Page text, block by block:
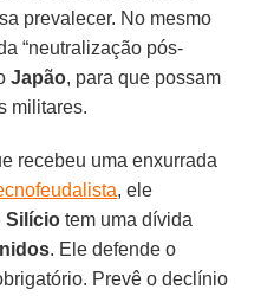
prevalecer. No mesmo
“neutralização pós-
Japão, para que possam
militares.
recebeu uma enxurrada
, ele
Silício tem uma dívida
. Ele defende o
Prevê o declínio